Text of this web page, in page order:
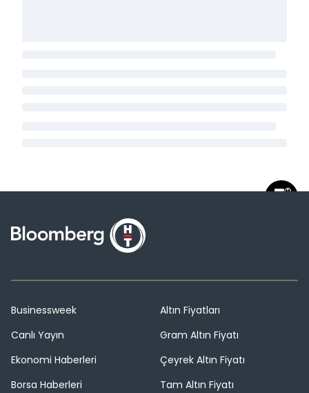
Businessweek
Canlı Yayın
Ekonomi Haberleri
Borsa Haberleri
Altın Fiyatları
Gram Altın Fiyatı
Çeyrek Altın Fiyatı
Tam Altın Fiyatı